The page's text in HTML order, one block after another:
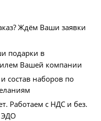
Ждём Ваши заявки
подарки в
Вашей компании
наборов по
Работаем с НДС и без.
ЭДО